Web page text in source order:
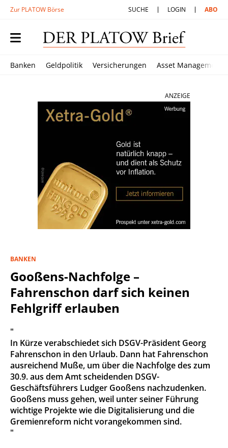
Zur PLATOW Börse SUCHE LOGIN ABO
Banken Geldpolitik Versicherungen Asset Management
ANZEIGE
BANKEN
Gooßens-Nachfolge –
Fahrenschon darf sich keinen
Fehlgriff erlauben
"
In Kürze verabschiedet sich DSGV-Präsident Georg
Fahrenschon in den Urlaub. Dann hat Fahrenschon
ausreichend Muße, um über die Nachfolge des zum
30.9. aus dem Amt scheidenden DSGV-
Geschäftsführers Ludger Gooßens nachzudenken.
Gooßens muss gehen, weil unter seiner Führung
wichtige Projekte wie die Digitalisierung und die
Gremienreform nicht vorangekommen sind.
"